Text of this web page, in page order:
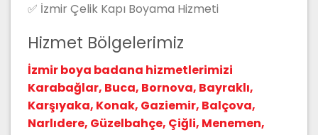
✅ İzmir Çelik Kapı Boyama Hizmeti
Hizmet Bölgelerimiz
İzmir boya badana hizmetlerimizi
Karabağlar, Buca, Bornova, Bayraklı,
Karşıyaka, Konak, Gaziemir, Balçova,
Narlıdere, Güzelbahçe, Çiğli, Menemen,